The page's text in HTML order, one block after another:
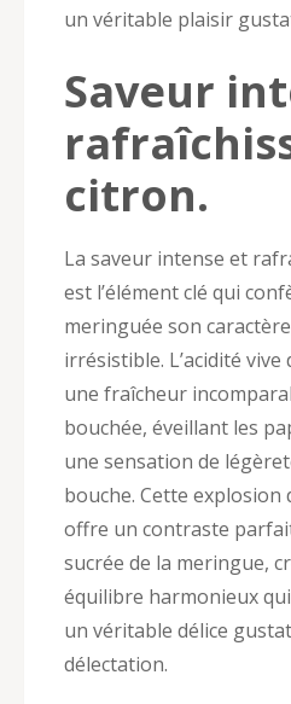
un véritable plaisir
Saveur
citron.
La saveur intense et
est l’élément clé qui
meringuée son
irrésistible. L’acidité
une fraîcheur
bouchée, éveillant les
une sensation de
bouche. Cette explosion
offre un contraste
sucrée de la meringue,
équilibre harmonieux
un véritable délice
délectation.